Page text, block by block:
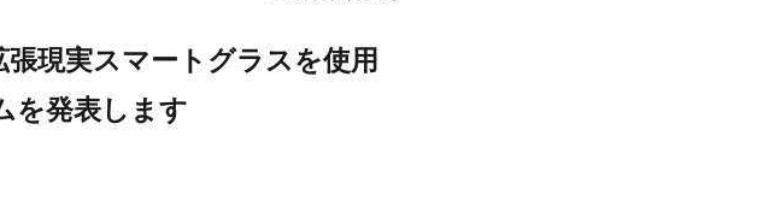
現実スマートグラスを使用
を発表します